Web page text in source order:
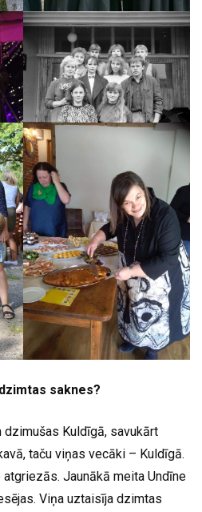
saknes?
dzimušas Kuldīgā, savukārt
taču viņas vecāki – Kuldīgā.
Jaunākā meita Undīne
Viņa uztaisīja dzimtas